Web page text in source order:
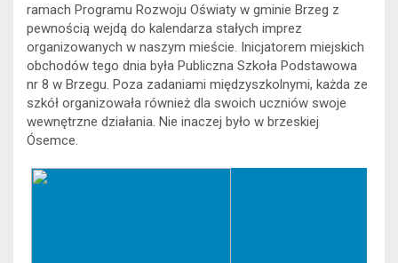
ramach Programu Rozwoju Oświaty w gminie Brzeg z
pewnością wejdą do kalendarza stałych imprez
organizowanych w naszym mieście. Inicjatorem miejskich
obchodów tego dnia była Publiczna Szkoła Podstawowa
nr 8 w Brzegu. Poza zadaniami międzyszkolnymi, każda ze
szkół organizowała również dla swoich uczniów swoje
wewnętrzne działania. Nie inaczej było w brzeskiej
Ósemce.